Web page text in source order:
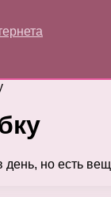
день, но есть